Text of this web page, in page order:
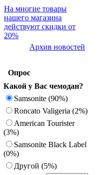
На многие товары
нашего магазина
действуют скидки от
20%
Архив новостей
Опрос
Какой у Вас чемодан?
Samsonite (90%)
Roncato Valigeria (2%)
American Tourister
(3%)
Samsonite Black Label
(0%)
Другoй (5%)